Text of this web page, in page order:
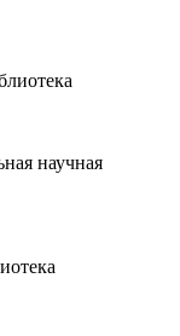
научная